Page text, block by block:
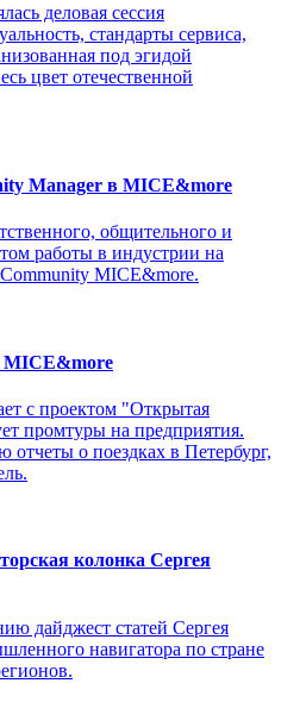
деловая сессия
стандарты сервиса,
под эгидой
цвет отечественной
Manager в MICE&more
общительного и
работы в индустрии на
MICE&more.
с проектом "Открытая
промтуры на предприятия.
о поездках в Петербург,
колонка Сергея
дайджест статей Сергея
навигатора по стране